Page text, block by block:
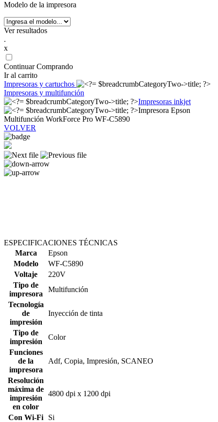
Modelo de la impresora
Ver resultados
.
x
Continuar Comprando
Ir al carrito
Impresoras y cartuchos
Impresoras y multifunción
Impresoras inkjet
Impresora Epson
Multifunción WorkForce Pro WF-C5890
VOLVER
ESPECIFICACIONES TÉCNICAS
Marca
Epson
Modelo
WF-C5890
Voltaje
220V
Tipo de
impresora
Multifunción
Tecnología
de
impresión
Inyección de tinta
Tipo de
impresión
Color
Funciones
de la
impresora
Adf, Copia, Impresión, SCANEO
Resolución
máxima de
impresión
en color
4800 dpi x 1200 dpi
Con Wi-Fi
Si